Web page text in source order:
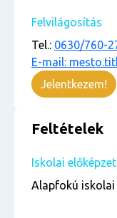
Felvilágosítás
Tel.: 0630/760-
E-mail:
Jelentkezem!
Feltételek
Iskolai
Alapfokú iskolai